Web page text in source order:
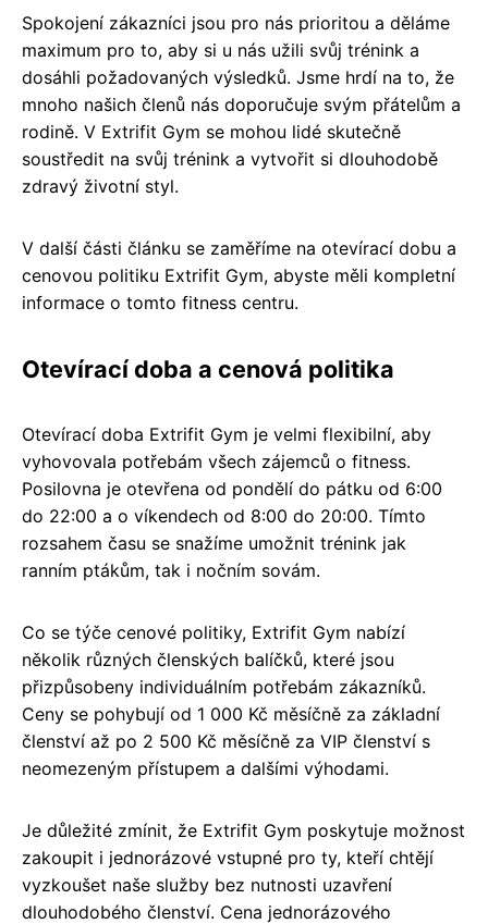
Spokojení zákazníci jsou pro nás prioritou a děláme
maximum pro to, aby si u nás užili svůj trénink a
dosáhli požadovaných výsledků. Jsme hrdí na to, že
mnoho našich členů nás doporučuje svým přátelům a
rodině. V Extrifit Gym se mohou lidé skutečně
soustředit na svůj trénink a vytvořit si dlouhodobě
zdravý životní styl.
V další části článku se zaměříme na otevírací dobu a
cenovou politiku Extrifit Gym, abyste měli kompletní
informace o tomto fitness centru.
Otevírací doba a cenová politika
Otevírací doba Extrifit Gym je velmi flexibilní, aby
vyhovovala potřebám všech zájemců o fitness.
Posilovna je otevřena od pondělí do pátku od 6:00
do 22:00 a o víkendech od 8:00 do 20:00. Tímto
rozsahem času se snažíme umožnit trénink jak
ranním ptákům, tak i nočním sovám.
Co se týče cenové politiky, Extrifit Gym nabízí
několik různých členských balíčků, které jsou
přizpůsobeny individuálním potřebám zákazníků.
Ceny se pohybují od 1 000 Kč měsíčně za základní
členství až po 2 500 Kč měsíčně za VIP členství s
neomezeným přístupem a dalšími výhodami.
Je důležité zmínit, že Extrifit Gym poskytuje možnost
zakoupit i jednorázové vstupné pro ty, kteří chtějí
vyzkoušet naše služby bez nutnosti uzavření
dlouhodobého členství. Cena jednorázového